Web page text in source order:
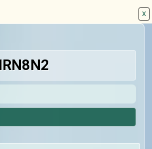
X